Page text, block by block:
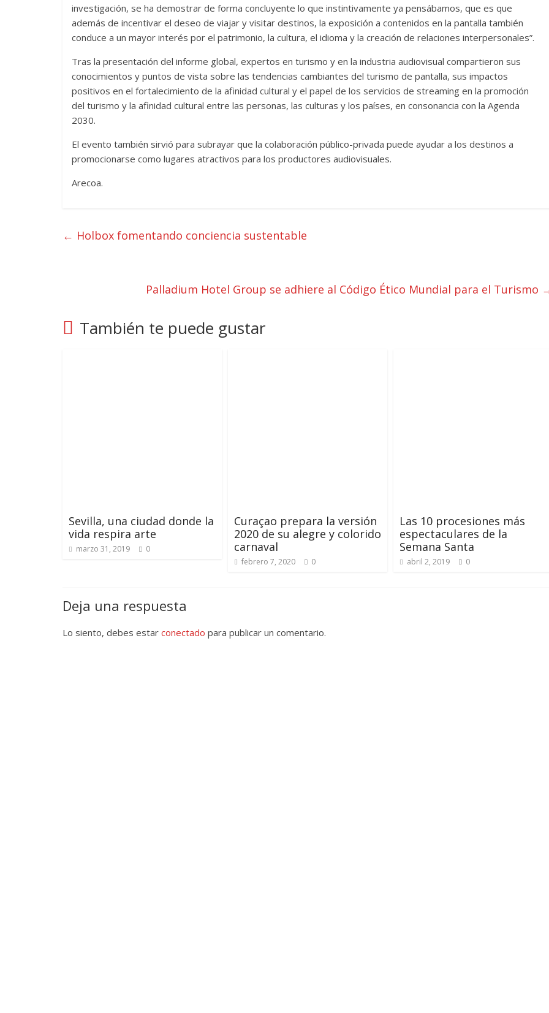
investigación, se ha demostrar de forma concluyente lo que instintivamente ya pensábamos, que es que
además de incentivar el deseo de viajar y visitar destinos, la exposición a contenidos en la pantalla también
conduce a un mayor interés por el patrimonio, la cultura, el idioma y la creación de relaciones interpersonales”.
Tras la presentación del informe global, expertos en turismo y en la industria audiovisual compartieron sus
conocimientos y puntos de vista sobre las tendencias cambiantes del turismo de pantalla, sus impactos
positivos en el fortalecimiento de la afinidad cultural y el papel de los servicios de streaming en la promoción
del turismo y la afinidad cultural entre las personas, las culturas y los países, en consonancia con la Agenda
2030.
El evento también sirvió para subrayar que la colaboración público-privada puede ayudar a los destinos a
promocionarse como lugares atractivos para los productores audiovisuales.
Arecoa.
← Holbox fomentando conciencia sustentable
Palladium Hotel Group se adhiere al Código Ético Mundial para el Turismo
También te puede gustar
Sevilla, una ciudad donde la
vida respira arte
marzo 31, 2019 0
Curaçao prepara la versión
2020 de su alegre y colorido
carnaval
febrero 7, 2020 0
Las 10 procesiones más
espectaculares de la
Semana Santa
abril 2, 2019 0
Deja una respuesta
Lo siento, debes estar conectado para publicar un comentario.